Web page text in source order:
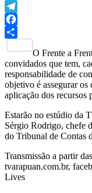
Bluesky
Telegram
Facebook
O Frente a
convidados que tem,
responsabilidade de
objetivo é assegurar os
aplicação dos recursos
Estarão no estúdio da
Sérgio Rodrigo, chefe
do Tribunal de Contas
Transmissão a partir
tvarapuan.com.br,
Lives